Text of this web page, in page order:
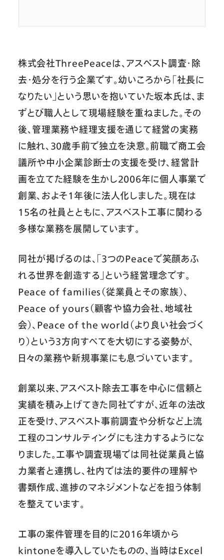
株式会社ThreePeaceは、アスベスト調査・除
去・処分を行う企業です。幼いころから「社長に
なりたい」という思いを抱いていた坂本氏は、ま
ずとび職人として現場経験を重ねました。その
後、管理業務や経理支援を通じて経営の実務
に触れ、30歳手前で独立を決意。前職で商工会
議所や中小企業診断士の支援を受け、経営計
画を立てた経験を生かし2006年に個人事業で
創業、およそ1年後に法人化しました。現在は
15名の社員とともに、アスベスト工事に関わる
多様な業務を展開しています。
同社が掲げるのは、「3つのPeaceで笑顔あふ
れる世界を創造する」という経営理念です。
Peace of families（従業員とその家族）、
Peace of yours（顧客や協力会社、地域社
会）、Peace of the world（より良い社会づく
り）という3方向すべてを大切にする姿勢が、
日々の業務や新規事業にも息づいています。
創業以来、アスベスト除去工事を中心に信頼と
実績を積み上げてきた同社ですが、近年の法改
正を受け、アスベスト事前調査や分析など上流
工程のコンサルティングにも注力するようにな
りました。工事や調査現場では同社従業員と協
力業者と連携し、社内では法的要件の理解や
書類作成、進捗のマネジメントなどを担う体制
を整えています。
工事の案件管理を目的に2016年頃から
kintoneを導入していたものの、当時はExcel